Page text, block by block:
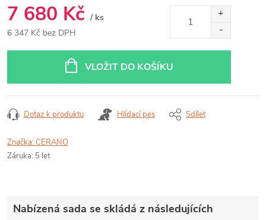
7 680 Kč / ks
6 347 Kč bez DPH
VLOŽIT DO KOŠÍKU
Dotaz k produktu Hlídací pes Sdílet
Značka:CERANO
Záruka: 5 let
Nabízená sada se skládá z následujících